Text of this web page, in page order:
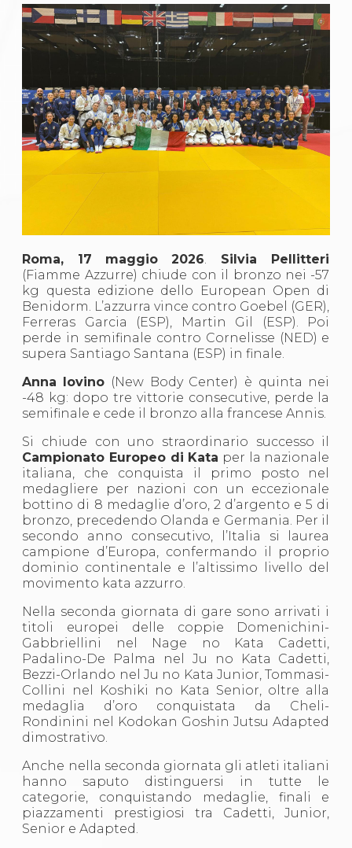
Albi Federali
Arbitri
Lotta
La disciplina
News
Gare e Risultati
Attività Didattica
Albi Federali
Karate
Arti marziali
Aikido
Ju Jitsu
Sumo
Capoeira
Grappling
BJJ
Pancrazio/Pankration
S'istrumpa
News
Calendario Attività
Difesa Personale MGA
News
Merchandising
Mappa del sito
Cerca
Contatti
News
Cookies Accept
Newsletter
Catalogo formativo
Webinar
Corsi di Specializzazione
Corsi FIJLKAM-FISDIR
Corsi Preparatore Fisico
Edutraining class - Didattica infantile
Corso dirigenti sportivi
Corso Direttore di Gara
Abilitazioni
Sportello Fiscale
Modulistica
FAQ
Quesiti fiscali
Sostenibilità
Documenti
Roma, 17 maggio 2026. Silvia Pellitteri
(Fiamme Azzurre) chiude con il bronzo nei -57
kg questa edizione dello European Open di
Benidorm. L’azzurra vince contro Goebel (GER),
Ferreras Garcia (ESP), Martin Gil (ESP). Poi
perde in semifinale contro Cornelisse (NED) e
supera Santiago Santana (ESP) in finale.
Anna Iovino (New Body Center) è quinta nei
-48 kg: dopo tre vittorie consecutive, perde la
semifinale e cede il bronzo alla francese Annis.
Si chiude con uno straordinario successo il
Campionato Europeo di Kata per la nazionale
italiana, che conquista il primo posto nel
medagliere per nazioni con un eccezionale
bottino di 8 medaglie d’oro, 2 d’argento e 5 di
bronzo, precedendo Olanda e Germania. Per il
secondo anno consecutivo, l’Italia si laurea
campione d’Europa, confermando il proprio
dominio continentale e l’altissimo livello del
movimento kata azzurro.
Nella seconda giornata di gare sono arrivati i
titoli europei delle coppie Domenichini-
Gabbriellini nel Nage no Kata Cadetti,
Padalino-De Palma nel Ju no Kata Cadetti,
Bezzi-Orlando nel Ju no Kata Junior, Tommasi-
Collini nel Koshiki no Kata Senior, oltre alla
medaglia d’oro conquistata da Cheli-
Rondinini nel Kodokan Goshin Jutsu Adapted
dimostrativo.
Anche nella seconda giornata gli atleti italiani
hanno saputo distinguersi in tutte le
categorie, conquistando medaglie, finali e
piazzamenti prestigiosi tra Cadetti, Junior,
Senior e Adapted.